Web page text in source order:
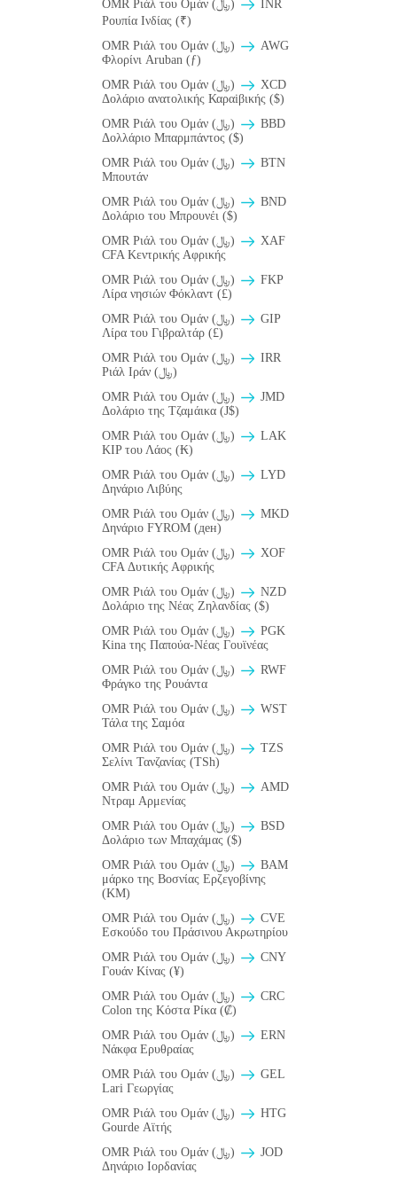
OMR Ριάλ του Ομάν (﷼)
INR
Ρουπία Ινδίας (₹)
OMR Ριάλ του Ομάν (﷼)
AWG
Φλορίνι Aruban (ƒ)
OMR Ριάλ του Ομάν (﷼)
XCD
Δολάριο ανατολικής Καραiβικής ($)
OMR Ριάλ του Ομάν (﷼)
BBD
Δολλάριο Μπαρμπάντος ($)
OMR Ριάλ του Ομάν (﷼)
BTN
Μπουτάν
OMR Ριάλ του Ομάν (﷼)
BND
Δολάριο του Μπρουνέι ($)
OMR Ριάλ του Ομάν (﷼)
XAF
CFA Κεντρικής Αφρικής
OMR Ριάλ του Ομάν (﷼)
FKP
Λίρα νησιών Φόκλαντ (£)
OMR Ριάλ του Ομάν (﷼)
GIP
Λίρα του Γιβραλτάρ (£)
OMR Ριάλ του Ομάν (﷼)
IRR
Ριάλ Ιράν (﷼)
OMR Ριάλ του Ομάν (﷼)
JMD
Δολάριο της Τζαμάικα (J$)
OMR Ριάλ του Ομάν (﷼)
LAK
KIP του Λάος (₭)
OMR Ριάλ του Ομάν (﷼)
LYD
Δηνάριο Λιβύης
OMR Ριάλ του Ομάν (﷼)
MKD
Δηνάριο FYROM (ден)
OMR Ριάλ του Ομάν (﷼)
XOF
CFA Δυτικής Αφρικής
OMR Ριάλ του Ομάν (﷼)
NZD
Δολάριο της Νέας Ζηλανδίας ($)
OMR Ριάλ του Ομάν (﷼)
PGK
Kina της Παπούα-Νέας Γουϊνέας
OMR Ριάλ του Ομάν (﷼)
RWF
Φράγκο της Ρουάντα
OMR Ριάλ του Ομάν (﷼)
WST
Τάλα της Σαμόα
OMR Ριάλ του Ομάν (﷼)
TZS
Σελίνι Τανζανίας (TSh)
OMR Ριάλ του Ομάν (﷼)
AMD
Ντραμ Αρμενίας
OMR Ριάλ του Ομάν (﷼)
BSD
Δολάριο των Μπαχάμας ($)
OMR Ριάλ του Ομάν (﷼)
BAM
μάρκο της Βοσνίας Ερζεγοβίνης
(KM)
OMR Ριάλ του Ομάν (﷼)
CVE
Εσκούδο του Πράσινου Ακρωτηρίου
OMR Ριάλ του Ομάν (﷼)
CNY
Γουάν Κίνας (¥)
OMR Ριάλ του Ομάν (﷼)
CRC
Colon της Κόστα Ρίκα (₡)
OMR Ριάλ του Ομάν (﷼)
ERN
Νάκφα Ερυθραίας
OMR Ριάλ του Ομάν (﷼)
GEL
Lari Γεωργίας
OMR Ριάλ του Ομάν (﷼)
HTG
Gourde Αϊτής
OMR Ριάλ του Ομάν (﷼)
JOD
Δηνάριο Ιορδανίας